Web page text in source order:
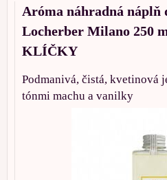
Aróma náhradná náplň
Locherber Milano 250
KLÍČKY
Podmanivá, čistá, kvetinová
tónmi machu a vanilky